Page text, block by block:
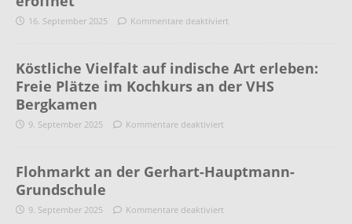
16. September 2025 Kommentare deaktiviert
Köstliche Vielfalt auf indische Art erleben:
Freie Plätze im Kochkurs an der VHS
Bergkamen
9. September 2025 Kommentare deaktiviert
Flohmarkt an der Gerhart-Hauptmann-
Grundschule
9. September 2025 Kommentare deaktiviert